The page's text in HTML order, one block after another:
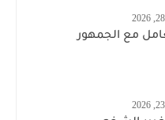
مع الجمهور